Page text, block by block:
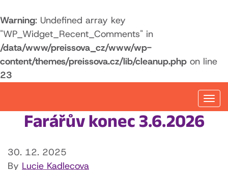
Warning: Undefined array key
"WP_Widget_Recent_Comments" in
/data/www/preissova_cz/www/wp-
content/themes/preissova.cz/lib/cleanup.php on line
23
Farářův konec 3.6.2026
30. 12. 2025
By Lucie Kadlecova